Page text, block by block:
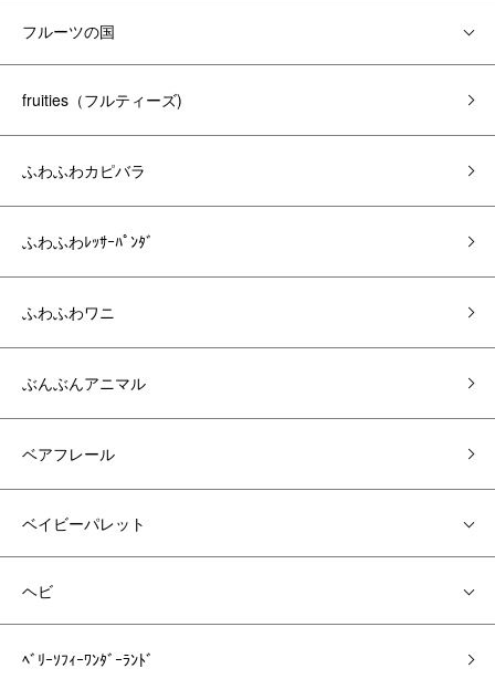
フルーツの国
fruities（フルティーズ)
ふわふわカピバラ
ふわふわﾚｯｻｰﾊﾟﾝﾀﾞ
ふわふわワニ
ぶんぶんアニマル
ベアフレール
ベイビーパレット
ヘビ
ﾍﾞﾘｰｿﾌｨｰﾜﾝﾀﾞｰﾗﾝﾄﾞ